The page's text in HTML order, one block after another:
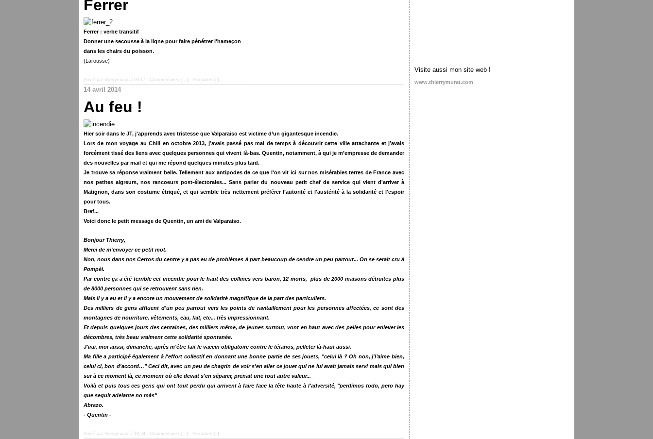
Ferrer
Ferrer : verbe transitif
Donner une secousse à la ligne pour faire pénétrer l'hameçon
dans les chairs du poisson.
(Larousse)
Posté par thierrymurat à 09:17 - Commentaires [ … - Permalien [ #
14 avril 2014
Au feu !
Hier soir dans le JT, j'apprends avec tristesse que Valparaiso est victime d’un gigantesque incendie.
Lors de mon voyage au Chili en octobre 2013, j’avais passé pas mal de temps à découvrir cette ville attachante et j’avais
forcément tissé des liens avec quelques personnes qui vivent là-bas. Quentin, notamment, à qui je m’empresse de demander
des nouvelles par mail et qui me répond quelques minutes plus tard.
Je trouve sa réponse vraiment belle.Tellement aux antipodes de ce que l'on vit ici sur nos misérables terres de France avec
nos petites aigreurs, nos rancoeurs post-électorales... Sans parler du nouveau petit chef de service qui vient d'arriver à
Matignon, dans son costume étriqué, et qui semble très nettement préférer l’autorité et l'austérité à la solidarité et l'espoir
pour tous.
Bref...
Voici donc le petit message de Quentin, un ami de Valparaiso.
Bonjour Thierry,
Merci de m'envoyer ce petit mot.
Non, nous dans nos Cerros du centre y a pas eu de problèmes à part beaucoup de cendre un peu partout... On se serait cru à
Pompéi.
Par contre ça a été terrible cet incendie pour le haut des collines vers baron, 12 morts, plus de 2000 maisons détruites plus
de 8000 personnes qui se retrouvent sans rien.
Mais il y a eu et il y a encore un mouvement de solidarité magnifique de la part des particuliers.
Des milliers de gens affluent d'un peu partout vers les points de ravitaillement pour les personnes affectées, ce sont des
montagnes de nourriture, vêtements, eau, lait, etc... très impressionnant.
Et depuis quelques jours des centaines, des milliers même, de jeunes surtout, vont en haut avec des pelles pour enlever les
décombres, très beau vraiment cette solidarité spontanée.
J'irai, moi aussi, dimanche, après m'être fait le vaccin obligatoire contre le tétanos, pelleter là-haut aussi.
Ma fille a participé également à l'effort collectif en donnant une bonne partie de ses jouets, "celui là ? Oh non, j'l’aime bien,
celui ci, bon d'accord…" Ceci dit, avec un peu de chagrin de voir s'en aller ce jouet qui ne lui avait jamais servi mais qui bien
sur à ce moment là, ce moment où elle devait s'en séparer, prenait une tout autre valeur...
Voilà et puis tous ces gens qui ont tout perdu qui arrivent à faire face la tête haute à l'adversité, "perdimos todo, pero hay
que seguir adelante no más".
Abrazo.
- Quentin -
Posté par thierrymurat à 18:24 - Commentaires [ … - Permalien [ #
Visite aussi mon site web !
www.thierrymurat.com